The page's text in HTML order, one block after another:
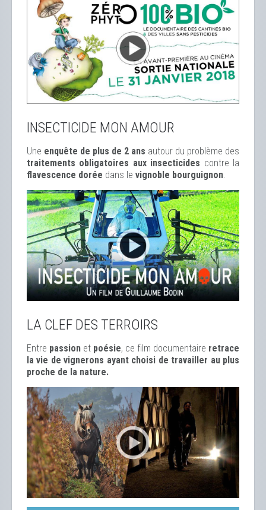
INSECTICIDE MON AMOUR
Une enquête de plus de 2 ans autour du problème des
traitements obligatoires aux insecticides contre la
flavescence dorée dans le vignoble bourguignon.
LA CLEF DES TERROIRS
Entre passion et poésie, ce film documentaire retrace
la vie de vignerons ayant choisi de travailler au plus
proche de la nature.